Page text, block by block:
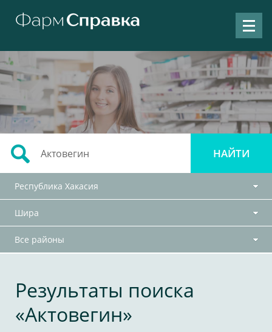
Республика Хакасия
Шира
Все районы
Результаты поиска
«Актовегин»